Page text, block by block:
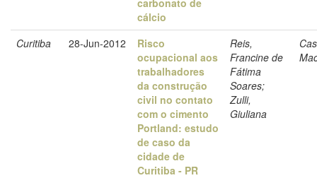
cálcio
Curitiba 28-Jun-2012
Risco
ocupacional aos
trabalhadores
da construção
civil no contato
com o cimento
Portland: estudo
de caso da
cidade de
Curitiba - PR
Reis,
Francine de
Fátima
Soares;
Zulli,
Giuliana